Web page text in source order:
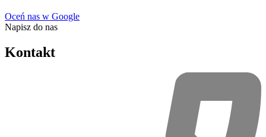
Oceń nas w Google
Napisz do nas
Kontakt